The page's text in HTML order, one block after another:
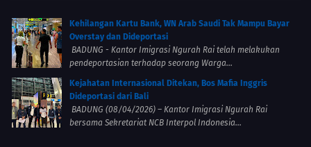
Kehilangan Kartu Bank, WN Arab Saudi Tak Mampu Bayar
Overstay dan Dideportasi
BADUNG - Kantor Imigrasi Ngurah Rai telah melakukan
pendeportasian terhadap seorang Warga...
Kejahatan Internasional Ditekan, Bos Mafia Inggris
Dideportasi dari Bali
BADUNG (08/04/2026) – Kantor Imigrasi Ngurah Rai
bersama Sekretariat NCB Interpol Indonesia...